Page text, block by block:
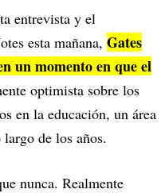
entrevista y el
esta mañana, Gates
un momento en que el
optimista sobre los
en la educación, un área
de los años.
nunca. Realmente